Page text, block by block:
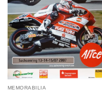
MEMORABILIA